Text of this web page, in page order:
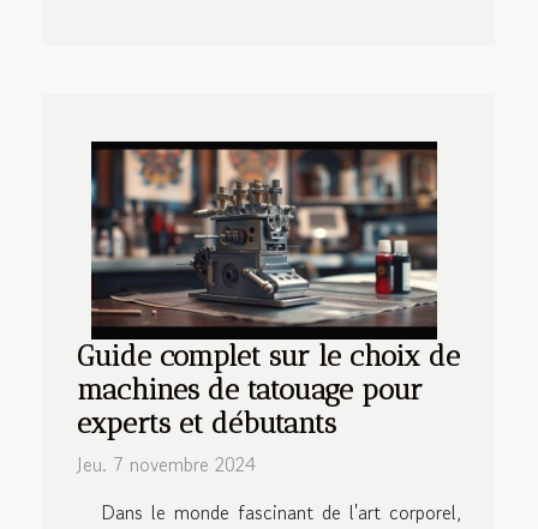
Guide complet sur le choix de
machines de tatouage pour
experts et débutants
Jeu. 7 novembre 2024
Dans le monde fascinant de l'art corporel,